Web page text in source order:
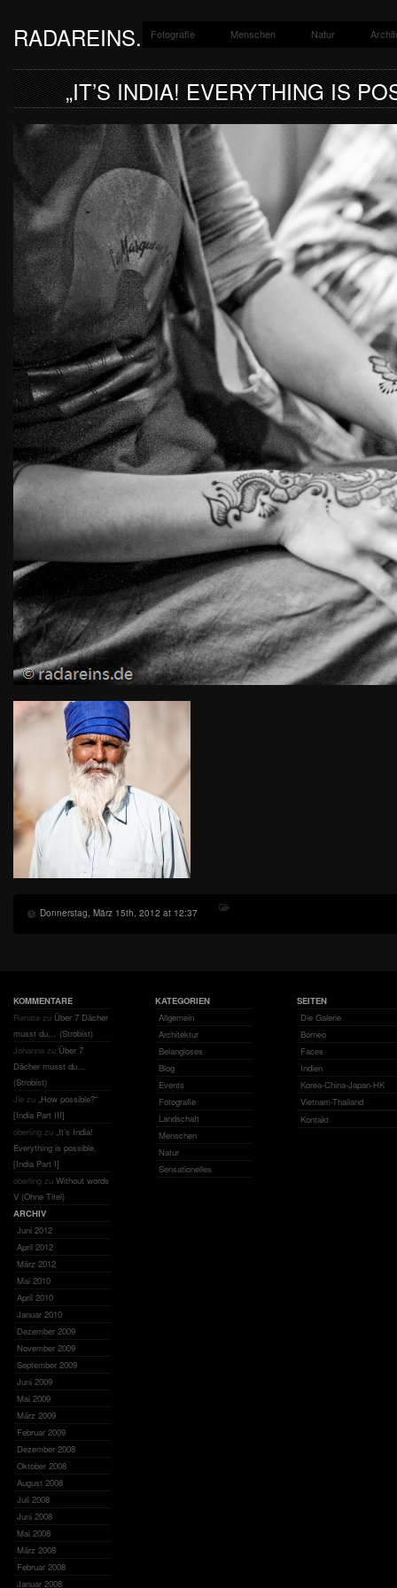
RADAREINS.DE Ein Fotoblog von Jan-Paul Kupser.
Fotografie Menschen Natur
„IT’S INDIA! EVERYTHING IS
Donnerstag, März 15th, 2012 at 12:37
KOMMENTARE
Renate zu Über 7 Dächer
musst du… (Strobist)
Johanna zu Über 7
Dächer musst du…
(Strobist)
Jie zu „How possible?“
[India Part III]
oberling zu „It’s India!
Everything is possible,
[India Part I]
oberling zu Without words
V (Ohne Titel)
ARCHIV
Juni 2012
April 2012
März 2012
Mai 2010
April 2010
Januar 2010
Dezember 2009
November 2009
September 2009
Juni 2009
Mai 2009
März 2009
Februar 2009
Dezember 2008
Oktober 2008
August 2008
Juli 2008
Juni 2008
Mai 2008
März 2008
Februar 2008
Januar 2008
KATEGORIEN
Allgemein
Architektur
Belangloses
Blog
Events
Fotografie
Landschaft
Menschen
Natur
Sensationelles
SEITEN
Die Galerie
Borneo
Faces
Indien
Korea-China-Japan-HK
Vietnam-Thailand
Kontakt